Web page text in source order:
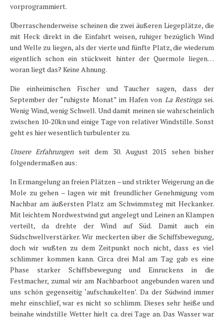
vorprogrammiert.
Überraschenderweise scheinen die zwei äußeren Liegeplätze, die
mit Heck direkt in die Einfahrt weisen, ruhiger bezüglich Wind
und Welle zu liegen, als der vierte und fünfte Platz, die wiederum
eigentlich schon ein stückweit hinter der Quermole liegen…
woran liegt das? Keine Ahnung.
Die einheimischen Fischer und Taucher sagen, dass der
September der “ruhigste Monat” im Hafen von La Restingasei.
Wenig Wind, wenig Schwell. Und damit meinen sie wahrscheinlich
zwischen 10-20kn und einige Tage von relativer Windstille. Sonst
geht es hier wesentlich turbulenter zu.
Unsere Erfahrungenseit dem 30. August 2015 sehen bisher
folgendermaßen aus:
In Ermangelung an freien Plätzen – und strikter Weigerung an die
Mole zu gehen – lagen wir mit freundlicher Genehmigung vom
Nachbar am äußersten Platz am Schwimmsteg mit Heckanker.
Mit leichtem Nordwestwind gut angelegt und Leinen an Klampen
verteilt, da drehte der Wind auf Süd. Damit auch ein
Südschwellverstärker. Wir meckerten über die Schiffsbewegung,
doch wir wußten zu dem Zeitpunkt noch nicht, dass es viel
schlimmer kommen kann. Circa drei Mal am Tag gab es eine
Phase starker Schiffsbewegung und Einruckens in die
Festmacher, zumal wir am Nachbarboot angebunden waren und
uns schön gegenseitig ‘aufschaukelten’. Da der Südwind immer
mehr einschlief, war es nicht so schlimm. Dieses sehr heiße und
beinahe windstille Wetter hielt ca. drei Tage an. Das Wasser war